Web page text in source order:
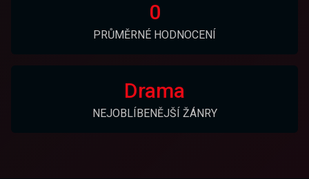
0
PRŮMĚRNÉ HODNOCENÍ
Drama
NEJOBLÍBENĚJŠÍ ŽÁNRY